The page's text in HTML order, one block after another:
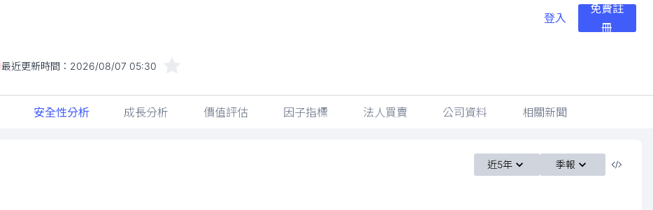
登入
免費註
冊
最近更新時間： 2026/08/07 05:30
安全性分析 成長分析 價值評估 因子指標 法人買賣 公司資料 相關新聞
近5年 季報